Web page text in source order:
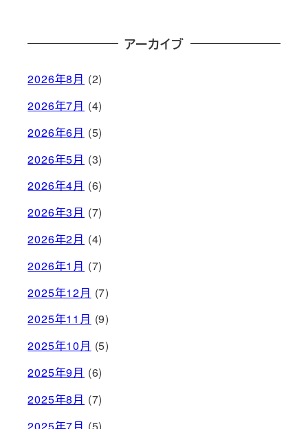
アーカイブ
2026年8月 (2)
2026年7月 (4)
2026年6月 (5)
2026年5月 (3)
2026年4月 (6)
2026年3月 (7)
2026年2月 (4)
2026年1月 (7)
2025年12月 (7)
2025年11月 (9)
2025年10月 (5)
2025年9月 (6)
2025年8月 (7)
2025年7月 (5)